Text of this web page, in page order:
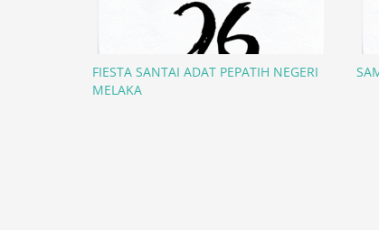
FIESTA SANTAI ADAT PEPATIH NEGERI
MELAKA